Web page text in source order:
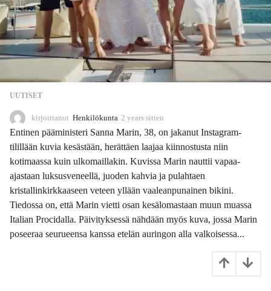
UUTISET
kirjoittanut Henkilökunta 2 years sitten
y
a
r
s
t
e
Entinen pääministeri Sanna Marin, 38, on jakanut Instagram-
tilillään kuvia kesästään, herättäen laajaa kiinnostusta niin
kotimaassa kuin ulkomaillakin. Kuvissa Marin nauttii vapaa-
ajastaan luksusveneellä, juoden kahvia ja pulahtaen
kristallinkirkkaaseen veteen yllään vaaleanpunainen bikini.
Tiedossa on, että Marin vietti osan kesälomastaan muun muassa
Italian Procidalla. Päivityksessä nähdään myös kuva, jossa Marin
poseeraa seurueensa kanssa etelän auringon alla valkoisessa...